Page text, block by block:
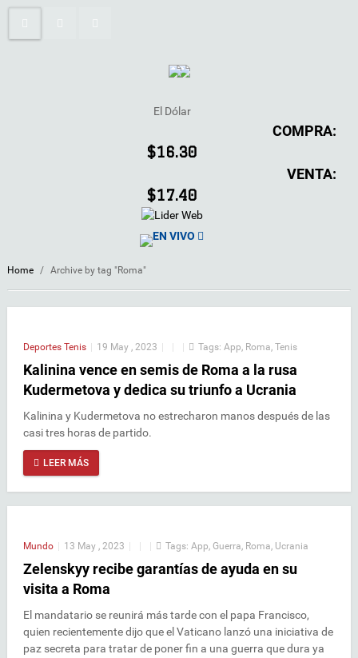
El Dólar
COMPRA:
$16.30
VENTA:
$17.40
EN VIVO
Home / Archive by tag "Roma"
Deportes Tenis | 19 May , 2023 | | | Tags: App Roma Tenis
Kalinina vence en semis de Roma a la rusa
Kudermetova y dedica su triunfo a Ucrania
Kalinina y Kudermetova no estrecharon manos después de las
casi tres horas de partido.
LEER MÁS
Mundo | 13 May , 2023 | | | Tags: App Guerra Roma Ucrania
Zelenskyy recibe garantías de ayuda en su
visita a Roma
El mandatario se reunirá más tarde con el papa Francisco,
quien recientemente dijo que el Vaticano lanzó una iniciativa de
paz secreta para tratar de poner fin a una guerra que dura ya